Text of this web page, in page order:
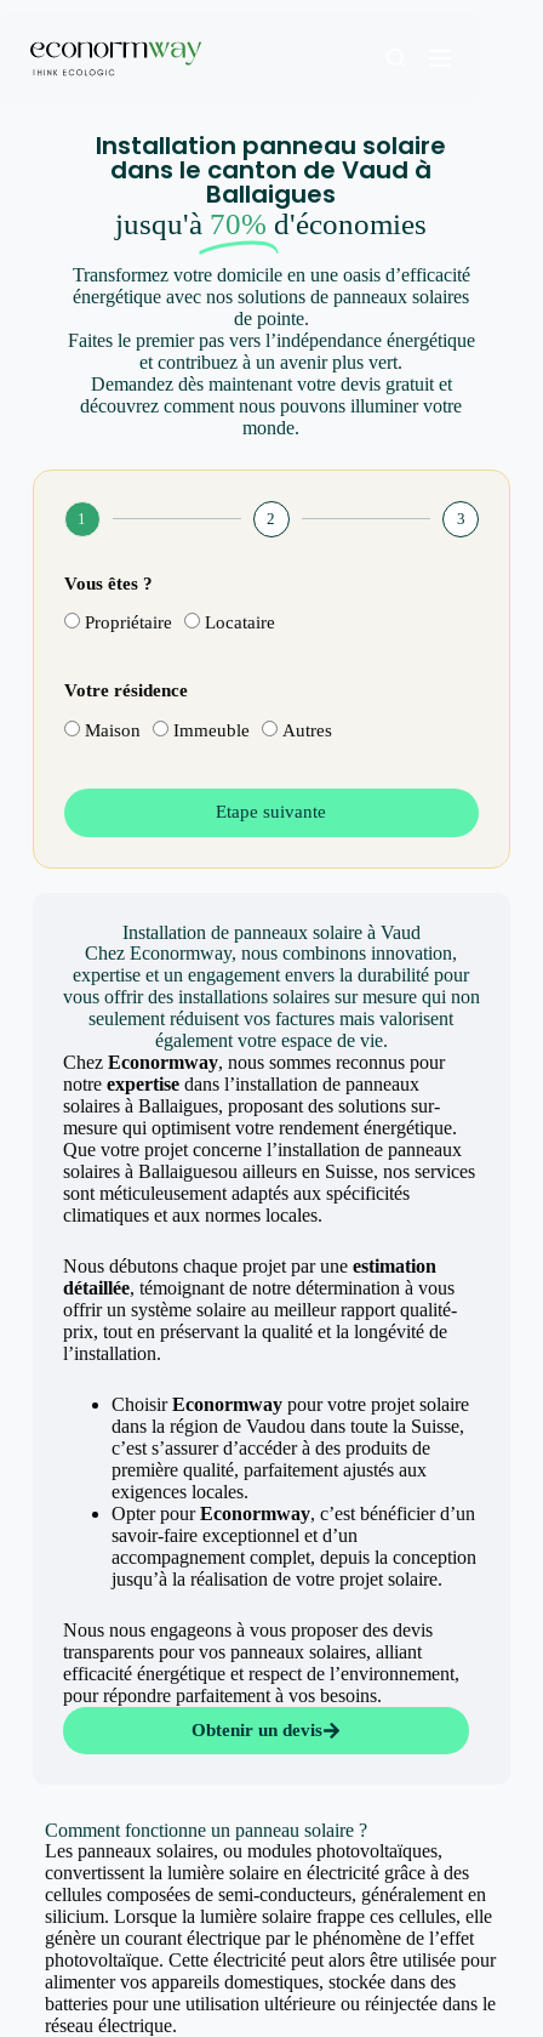
Installation panneau solaire
dans le canton de Vaud à
Ballaigues
jusqu'à 70% d'économies
Transformez votre domicile en une oasis d’efficacité
énergétique avec nos solutions de panneaux solaires
de pointe.
Faites le premier pas vers l’indépendance énergétique
et contribuez à un avenir plus vert.
Demandez dès maintenant votre devis gratuit et
découvrez comment nous pouvons illuminer votre
monde.
1 2 3
Vous êtes ?
Propriétaire Locataire
Votre résidence
Maison Immeuble Autres
Etape suivante
Installation de panneaux solaire à Vaud
Chez Econormway, nous combinons innovation,
expertise et un engagement envers la durabilité pour
vous offrir des installations solaires sur mesure qui non
seulement réduisent vos factures mais valorisent
également votre espace de vie.
Chez Econormway, nous sommes reconnus pour
notre expertisedans l’installation de panneaux
solaires à Ballaigues, proposant des solutions sur-
mesure qui optimisent votre rendement énergétique.
Que votre projet concerne l’installation de panneaux
solaires à Ballaiguesou ailleurs en Suisse, nos services
sont méticuleusement adaptés aux spécificités
climatiques et aux normes locales.
Nous débutons chaque projet par une estimation
détaillée, témoignant de notre détermination à vous
offrir un système solaire au meilleur rapport qualité-
prix, tout en préservant la qualité et la longévité de
l’installation.
ChoisirEconormwaypour votre projet solaire
dans la région de Vaudou dans toute la Suisse,
c’est s’assurer d’accéder à des produits de
première qualité, parfaitement ajustés aux
exigences locales.
Opter pourEconormway, c’est bénéficier d’un
savoir-faire exceptionnel et d’un
accompagnement complet, depuis la conception
jusqu’à la réalisation de votre projet solaire.
Nous nous engageons à vous proposer des devis
transparents pour vos panneaux solaires, alliant
efficacité énergétique et respect de l’environnement,
pour répondre parfaitement à vos besoins.
Obtenir un devis
Comment fonctionne un panneau solaire ?
Les panneaux solaires, ou modules photovoltaïques,
convertissent la lumière solaire en électricité grâce à des
cellules composées de semi-conducteurs, généralement en
silicium. Lorsque la lumière solaire frappe ces cellules, elle
génère un courant électrique par le phénomène de l’effet
photovoltaïque. Cette électricité peut alors être utilisée pour
alimenter vos appareils domestiques, stockée dans des
batteries pour une utilisation ultérieure ou réinjectée dans le
réseau électrique.